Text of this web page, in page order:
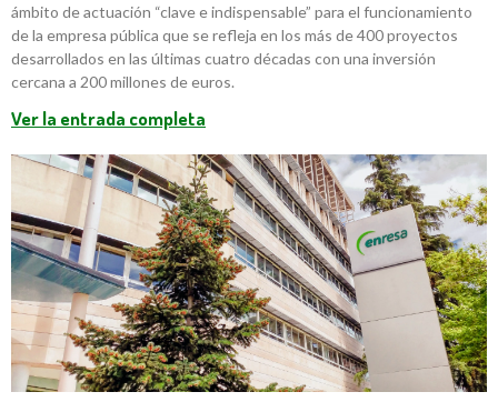
ámbito de actuación “clave e indispensable” para el funcionamiento
de la empresa pública que se refleja en los más de 400 proyectos
desarrollados en las últimas cuatro décadas con una inversión
cercana a 200 millones de euros.
Ver la entrada completa